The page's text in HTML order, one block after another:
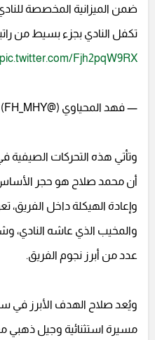
ضمن الميزانية المخصصة
تكفل النادي بجزء بسيط من
pic.twitter.com/Fjh2pqW9RX
— فهد المحياوي (@FH_MHY)
وتأتي هذه التحركات الصيفية
أن محمد صلاح هو حجر الأساس
وإعادة الهيكلة داخل
والمخيب الذي عاشه النادي،
عدد من أبرز نجوم الفريق.
ويُعد صلاح الهدف الأبرز في
مسيرة استثنائية وجيل ذهبي